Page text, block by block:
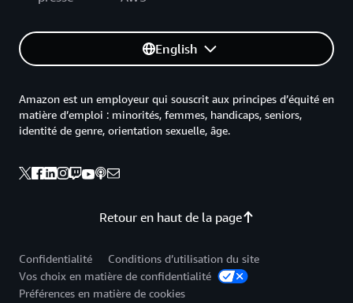
English
Retour en haut de la page
Amazon est un employeur qui souscrit aux principes d’équité en
matière d’emploi : minorités, femmes, handicaps, seniors,
identité de genre, orientation sexuelle, âge.
Confidentialité
Conditions d’utilisation du site
Vos choix en matière de confidentialité
Préférences en matière de cookies